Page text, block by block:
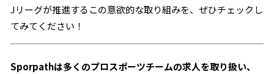
Jリーグが推進するこの意欲的な取り組みを、ぜひチェックし
てみてください！
Sporpathは多くのプロスポーツチームの求人を取り扱い、